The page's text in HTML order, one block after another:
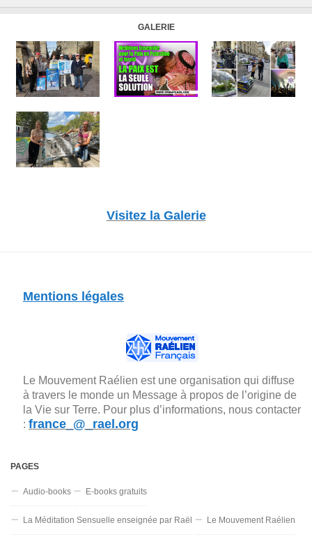
GALERIE
Visitez la Galerie
Mentions légales
Le Mouvement Raélien est une organisation qui diffuse
à travers le monde un Message à propos de l’origine de
la Vie sur Terre. Pour plus d’informations, nous contacter
: france_@_rael.org
PAGES
Audio-books E-books gratuits
La Méditation Sensuelle enseignée par Raël Le Mouvement Raélien